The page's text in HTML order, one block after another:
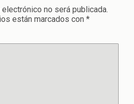
no será publicada.
están marcados con *